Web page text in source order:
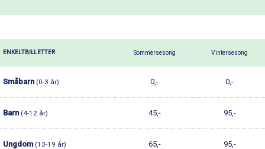
ENKELTBILLETTER Sommersesong Vintersesong
Småbarn (0-3 år) 0,- 0,-
Barn (4-12 år) 45,- 95,-
Ungdom (13-19 år) 65,- 95,-